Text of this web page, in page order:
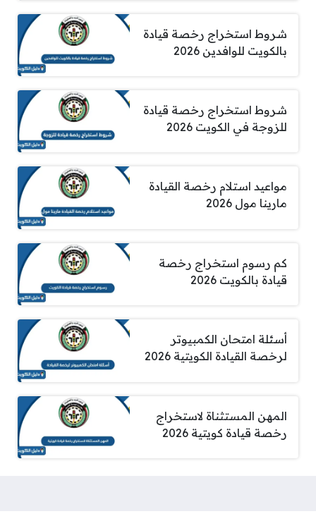
شروط استخراج رخصة قيادة
بالكويت للوافدين 2026
شروط استخراج رخصة قيادة
للزوجة في الكويت 2026
مواعيد استلام رخصة القيادة
مارينا مول 2026
كم رسوم استخراج رخصة
قيادة بالكويت 2026
أسئلة امتحان الكمبيوتر
لرخصة القيادة الكويتية 2026
المهن المستثناة لاستخراج
رخصة قيادة كويتية 2026